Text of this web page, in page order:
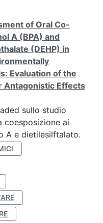
of Oral Co-
A (BPA) and
(DEHP) in
Evaluation of the
Antagonistic Effects
sullo studio
coesposizione ai
A e dietilesilftalato.